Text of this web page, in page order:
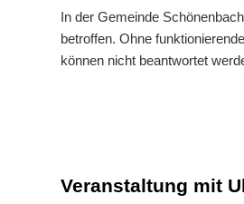
In der Gemeinde
betroffen. Ohne
können nicht beantwortet
Veranstaltung mit